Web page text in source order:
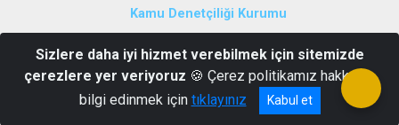
Kamu Denetçiliği Kurumu
Çarşı Mah. İnönü Caddesi Milli İrade Meydanı No:1 Artvin
0(466)212 10 08
Sizlere daha iyi hizmet verebilmek için sitemizde
çerezlere yer veriyoruz 🍪 Çerez politikamız hakkında
bilgi edinmek için tıklayınız Kabul et